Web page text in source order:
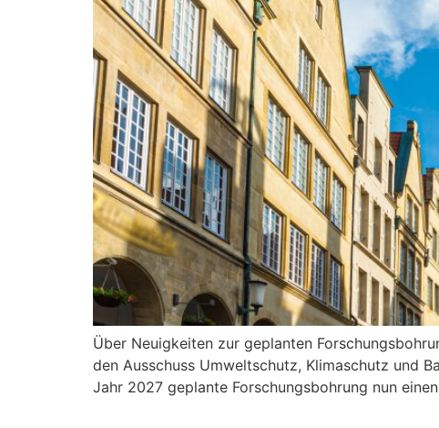
Über Neuigkeiten zur geplanten
den Ausschuss Umweltschutz, Klimaschutz und
Jahr 2027 geplante Forschungsbohrung nun